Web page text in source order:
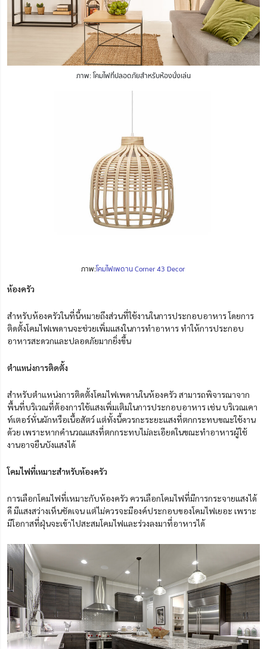
ภาพ: โคมไฟที่ปลอดภัยสำหรับห้องนั่งเล่น
ภาพ:โคมไฟเพดาน Corner 43 Decor
ห้องครัว
สำหรับห้องครัวในที่นี้หมายถึงส่วนที่ใช้งานในการประกอบอาหาร โดยการ
ติดตั้งโคมไฟเพดานจะช่วยเพิ่มแสงในการทำอาหาร ทำให้การประกอบ
อาหารสะดวกและปลอดภัยมากยิ่งขึ้น
ตำแหน่งการติดตั้ง
สำหรับตำแหน่งการติดตั้งโคมไฟเพดานในห้องครัว สามารถพิจารณาจาก
พื้นที่บริเวณที่ต้องการใช้แสงเพิ่มเติมในการประกอบอาหาร เช่น บริเวณเคา
ท์เตอร์หั่นผักหรือเนื้อสัตว์ แต่ทั้งนี้ควรกะระยะแสงที่ตกกระทบขณะใช้งาน
ด้วย เพราะหากคำนวณแสงที่ตกกระทบไม่ละเอียดในขณะทำอาหารผู้ใช้
งานอาจยืนบังแสงได้
โคมไฟที่เหมาะสำหรับห้องครัว
การเลือกโคมไฟที่เหมาะกับห้องครัว ควรเลือกโคมไฟที่มีการกระจายแสงได้
ดี มีแสงสว่างเห็นชัดเจน แต่ไม่ควรจะมีองค์ประกอบของโคมไฟเยอะ เพราะ
มีโอกาสที่ฝุ่นจะเข้าไปสะสมโคมไฟและร่วงลงมาที่อาหารได้